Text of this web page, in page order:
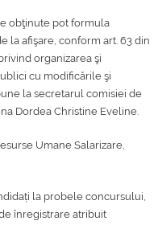
obţinute pot formula
la afişare, conform art. 63 din
organizarea şi
cu modificările şi
la secretarul comisiei de
Dordea Christine Eveline.
Umane Salarizare,
la probele concursului,
înregistrare atribuit